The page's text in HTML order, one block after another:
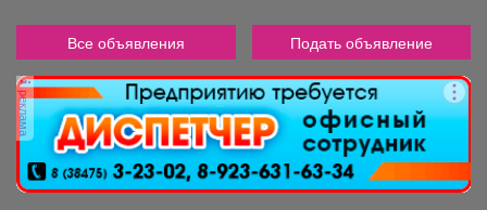
Все объявления Подать объявление
реклама